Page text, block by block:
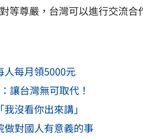
等尊嚴，台灣可以進行交流合
每月領5000元
讓台灣無可取代！
沒看你出來講」
對國人有意義的事